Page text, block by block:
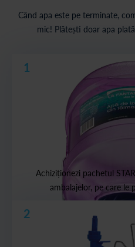
Când apa este pe terminate,
mic! Plătești doar apa
1
Achiziționezi pachetul
ambalajelor, pe care le
2